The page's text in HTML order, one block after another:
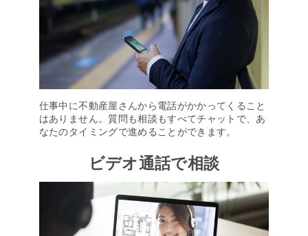
仕事中に不動産屋さんから電話がかかってくること
はありません。質問も相談もすべてチャットで、あ
なたのタイミングで進めることができます。
ビデオ通話で相談